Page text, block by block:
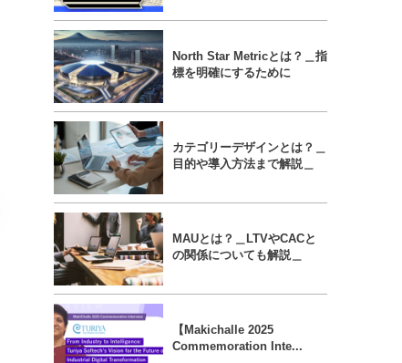
North Star Metricとは？＿指
標を明確にするために
カテゴリーデザインとは？＿
目的や導入方法まで解説＿
MAUとは？＿LTVやCACと
の関係についても解説＿
【Makichalle 2025
Commemoration Inte...